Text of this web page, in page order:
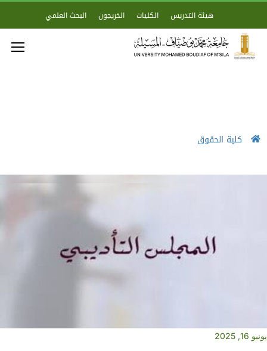
هيئة التدريس الكليات الخريجون البحث العلمي
كلية الحقوق
يونيو 16, 2025